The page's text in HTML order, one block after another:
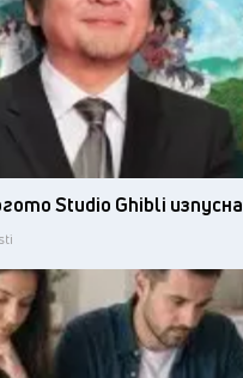
Studio Ghibli изпусна